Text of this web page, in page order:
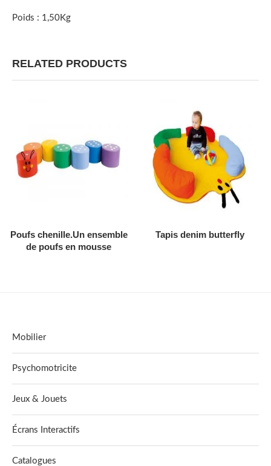
Poids : 1,50Kg
RELATED PRODUCTS
AJOUTER AU DEVIS
Poufs chenille.Un ensemble
de poufs en mousse
AJOUTER AU DEVIS
Tapis denim butterfly
Mobilier
Psychomotricite
Jeux & Jouets
Écrans Interactifs
Catalogues